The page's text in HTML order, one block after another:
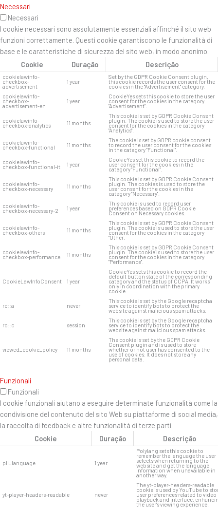
Necessari
Necessari
I cookie necessari sono assolutamente essenziali affinché il sito web
funzioni correttamente. Questi cookie garantiscono le funzionalità di
base e le caratteristiche di sicurezza del sito web, in modo anonimo.
Cookie
Duração Descrição
cookielawinfo-
checkbox-
advertisement
1 year
Set by the GDPR Cookie Consent plugin,
this cookie records the user consent for the
cookies in the "Advertisement" category.
cookielawinfo-
checkbox-
advertisement-en
1 year
CookieYes sets this cookie to store the user
consent for the cookies in the category
"Advertisement".
cookielawinfo-
checkbox-analytics 11 months
This cookie is set by GDPR Cookie Consent
plugin. The cookie is used to store the user
consent for the cookies in the category
"Analytics".
cookielawinfo-
checkbox-functional 11 months
The cookie is set by GDPR cookie consent
to record the user consent for the cookies
in the category "Functional".
cookielawinfo-
checkbox-functional-it 1 year
CookieYes set this cookie to record the
user consent for the cookies in the
category "Functional".
cookielawinfo-
checkbox-necessary 11 months
This cookie is set by GDPR Cookie Consent
plugin. The cookies is used to store the
user consent for the cookies in the
category "Necessary".
cookielawinfo-
checkbox-necessary-2 1 year
This cookie is used to record user
preferences based on GDPR Cookie
Consent on Necessary cookies.
cookielawinfo-
checkbox-others 11 months
This cookie is set by GDPR Cookie Consent
plugin. The cookie is used to store the user
consent for the cookies in the category
"Other.
cookielawinfo-
checkbox-performance 11 months
This cookie is set by GDPR Cookie Consent
plugin. The cookie is used to store the user
consent for the cookies in the category
"Performance".
CookieLawInfoConsent 1 year
CookieYes sets this cookie to record the
default button state of the corresponding
category and the status of CCPA. It works
only in coordination with the primary
cookie.
rc::a never
This cookie is set by the Google recaptcha
service to identify bots to protect the
website against malicious spam attacks.
rc::c session
This cookie is set by the Google recaptcha
service to identify bots to protect the
website against malicious spam attacks.
viewed_cookie_policy 11 months
The cookie is set by the GDPR Cookie
Consent plugin and is used to store
whether or not user has consented to the
use of cookies. It does not store any
personal data.
Funzionali
Funzionali
I cookie funzionali aiutano a eseguire determinate funzionalità come la
condivisione del contenuto del sito Web su piattaforme di social media,
la raccolta di feedback e altre funzionalità di terze parti.
Cookie
Duração Descrição
pll_language 1 year
Polylang sets this cookie to
remember the language the user
selects when returning to the
website and get the language
information when unavailable in
another way.
yt-player-headers-readable never
The yt-player-headers-readable
cookie is used by YouTube to
user preferences related to video
playback and interface,
the user's viewing experience.